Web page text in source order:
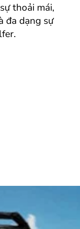
thoải mái,
đa dạng sự